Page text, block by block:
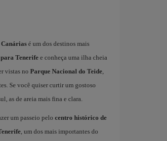
é um dos destinos mais
Tenerifee conheça uma ilha cheia
vistas no Parque Nacional do Teide,
Se você quiser curtir um gostoso
as de areia mais fina e clara.
um passeio pelo centro histórico de
, um dos mais importantes do